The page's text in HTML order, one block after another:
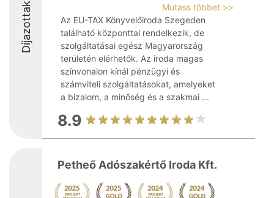
Díjazottak
Mutass többet >>
Az EU-TAX Könyvelőiroda Szegeden
található központtal rendelkezik, de
szolgáltatásai egész Magyarország
területén elérhetők. Az iroda magas
színvonalon kínál pénzügyi és
számviteli szolgáltatásokat, amelyeket
a bizalom, a minőség és a szakmai ...
8.9
Petheő Adószakértő Iroda Kft.